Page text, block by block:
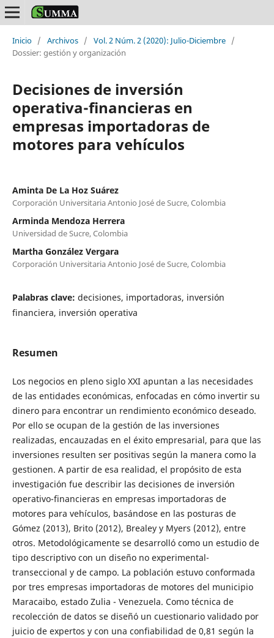
Inicio / Archivos / Vol. 2 Núm. 2 (2020): Julio-Diciembre /
Dossier: gestión y organización
Decisiones de inversión
operativa-financieras en
empresas importadoras de
motores para vehículos
Aminta De La Hoz Suárez
Corporación Universitaria Antonio José de Sucre, Colombia
Arminda Mendoza Herrera
Universidad de Sucre, Colombia
Martha González Vergara
Corporación Universitaria Antonio José de Sucre, Colombia
Palabras clave: decisiones, importadoras, inversión
financiera, inversión operativa
Resumen
Los negocios en pleno siglo XXI apuntan a las necesidades
de las entidades económicas, enfocadas en cómo invertir su
dinero para encontrar un rendimiento económico deseado.
Por ello se ocupan de la gestión de las inversiones
realizadas, encauzadas en el éxito empresarial, para que las
inversiones resulten ser positivas según la manera como la
gestionen. A partir de esa realidad, el propósito de esta
investigación fue describir las decisiones de inversión
operativo-financieras en empresas importadoras de
motores para vehículos, basándose en las posturas de
Gómez (2013), Brito (2012), Brealey y Myers (2012), entre
otros. Metodológicamente se desarrolló como un estudio de
tipo descriptivo con un diseño no experimental-
transeccional y de campo. La población estuvo conformada
por tres empresas importadoras de motores del municipio
Maracaibo, estado Zulia - Venezuela. Como técnica de
recolección de datos se diseñó un cuestionario validado por
juicio de expertos y con una confiabilidad de 0,81 según la